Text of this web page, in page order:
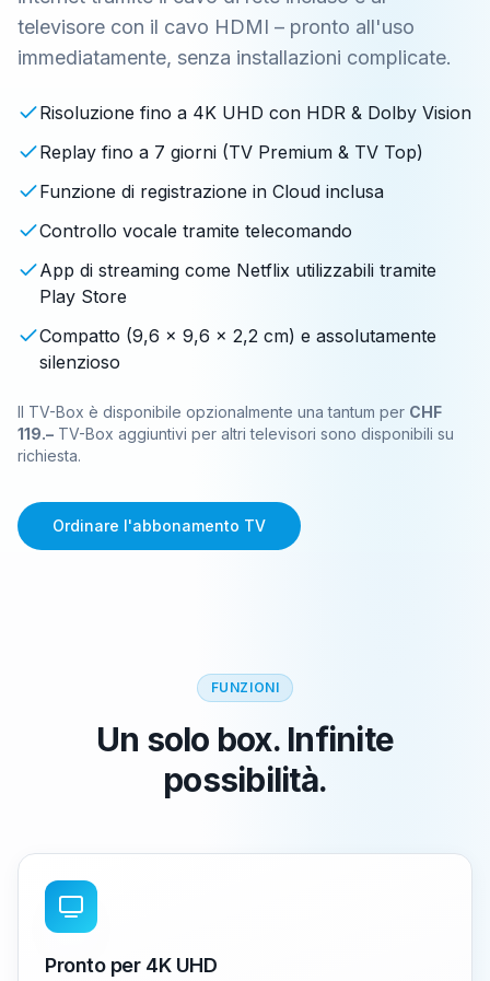
televisore con il cavo HDMI – pronto all'uso
immediatamente, senza installazioni complicate.
Risoluzione fino a 4K UHD con HDR & Dolby Vision
Replay fino a 7 giorni (TV Premium & TV Top)
Funzione di registrazione in Cloud inclusa
Controllo vocale tramite telecomando
App di streaming come Netflix utilizzabili tramite
Play Store
Compatto (9,6 x 9,6 x 2,2 cm) e assolutamente
silenzioso
Il TV-Box è disponibile opzionalmente una tantum per CHF
119.– TV-Box aggiuntivi per altri televisori sono disponibili su
richiesta.
Ordinare l'abbonamento TV
FUNZIONI
Un solo box. Infinite
possibilità.
Pronto per 4K UHD